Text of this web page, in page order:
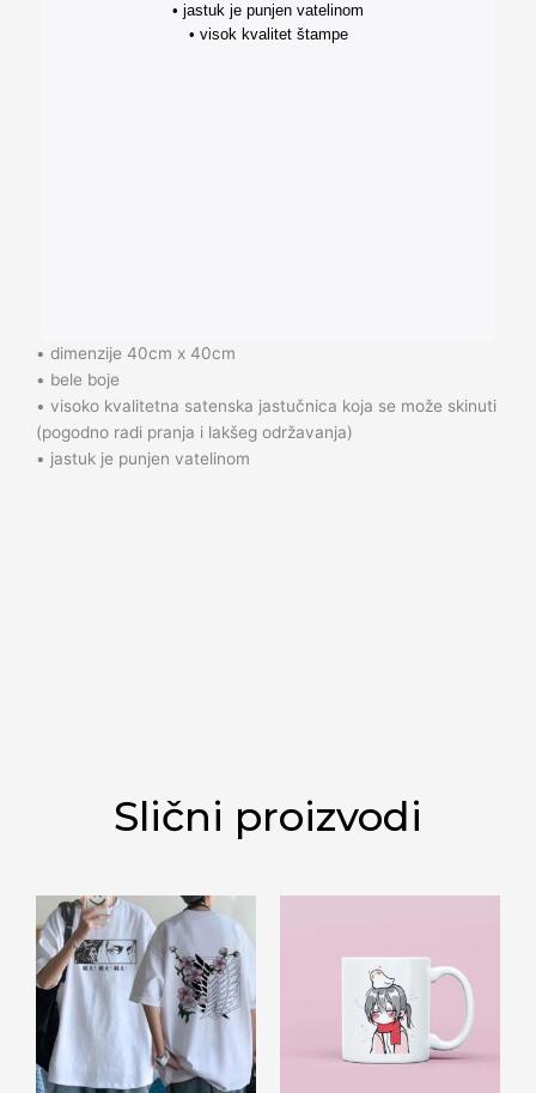
• jastuk je punjen vatelinom
• visok kvalitet štampe
• dimenzije 40cm x 40cm
• bele boje
• visoko kvalitetna satenska jastučnica koja se može skinuti
(pogodno radi pranja i lakšeg održavanja)
• jastuk je punjen vatelinom
Slični proizvodi